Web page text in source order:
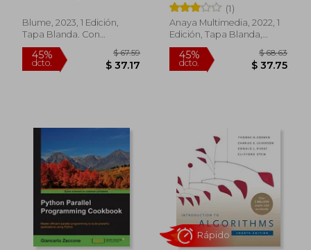
dcto. $ 81.62
40%
dcto.
Blume, 2023, 1 Edición,
Tapa Blanda. Con
Sobrecubierta, Nuevo
(1)
Anaya Multimedia, 2022, 1
Edición, Tapa Blanda,
Nuevo